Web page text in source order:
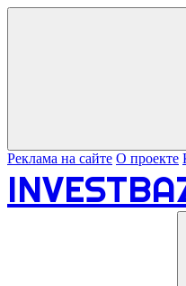
Реклама на сайте О проекте